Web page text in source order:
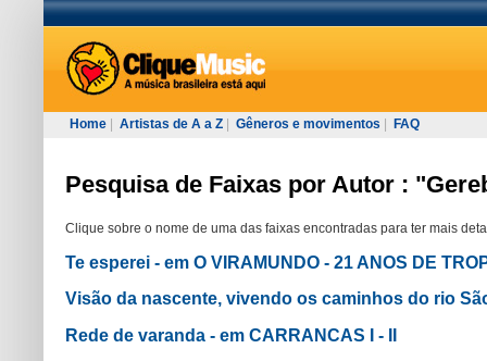
Home Artistas de A a Z Gêneros e movimentos FAQ
Pesquisa de Faixas por Autor :
Clique sobre o nome de uma das faixas encontradas para ter mais
Te esperei - em O VIRAMUNDO - 21 ANOS DE
Visão da nascente, vivendo os caminhos do rio
Rede de varanda - em CARRANCAS I - II